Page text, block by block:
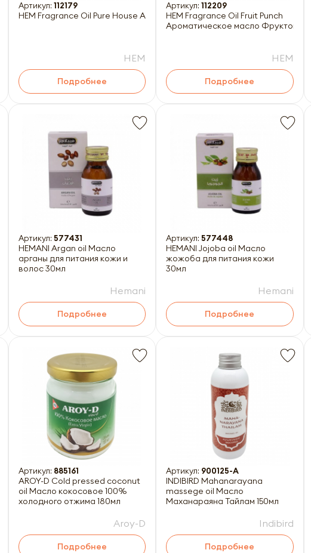
Артикул: 112179
HEM Fragrance Oil Pure House Ароматическое масло Очищение Дома
HEM
Подробнее
Артикул: 112209
HEM Fragrance Oil Fruit Punch
Ароматическое масло Фруктовый
HEM
Подробнее
Артикул: 577431
HEMANI Argan oil Масло
арганы для питания кожи и
волос 30мл
Hemani
Подробнее
Артикул: 577448
HEMANI Jojoba oil Масло
жожоба для питания кожи
30мл
Hemani
Подробнее
Артикул: 885161
AROY-D Cold pressed coconut
oil Масло кокосовое 100%
холодного отжима 180мл
Aroy-D
Подробнее
Артикул: 900125-A
INDIBIRD Mahanarayana
massege oil Масло
Маханараяна Тайлам 150мл
Indibird
Подробнее